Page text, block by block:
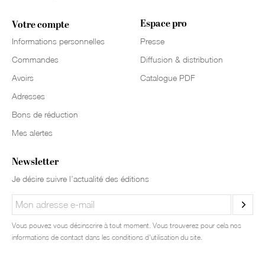
Votre compte
Informations personnelles
Commandes
Avoirs
Adresses
Bons de réduction
Mes alertes
Espace pro
Presse
Diffusion & distribution
Catalogue PDF
Newsletter
Je désire suivre l’actualité des éditions
Vous pouvez vous désinscrire à tout moment. Vous trouverez pour cela nos
informations de contact dans les conditions d'utilisation du site.